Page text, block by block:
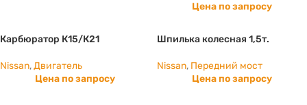
Цена по запросу
Карбюратор К15/К21
Nissan,Двигатель
Цена по запросу
Шпилька колесная 1,5т.
Nissan, Передний мост
Цена по запросу